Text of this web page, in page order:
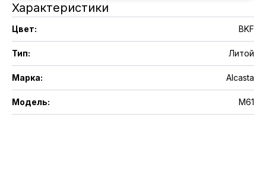
Характеристики
Цвет: BKF
Тип: Литой
Марка: Alcasta
Модель: M61